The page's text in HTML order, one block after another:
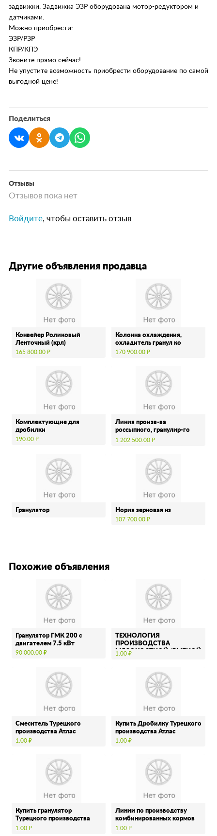
задвижки. Задвижка ЭЗР оборудована мотор-редуктором и
датчиками.
Можно приобрести:
ЭЗР/РЗР
КПР/КПЭ
Звоните прямо сейчас!
Не упустите возможность приобрести оборудование по самой
выгодной цене!
Поделиться
Отзывы
Отзывов пока нет
Войдите, чтобы оставить отзыв
Другие объявления продавца
Конвейер Роликовый
Ленточный (крл)
165 800.00 ₽
Колонна охлаждения,
охладитель гранул ко
170 900.00 ₽
Комплектующие для
дробилки
190.00 ₽
Линия произв-ва
россыпного, гранулир-го
комбикорма
1 202 500.00 ₽
Гранулятор Нория зерновая нз
107 700.00 ₽
Похожие объявления
Гранулятор ГМК 200 с
двигателем 7.5 кВт
90 000.00 ₽
ТЕХНОЛОГИЯ
ПРОИЗВОДСТВА
МЯСОКОСТНОЙ /РЫБНОЙ
1.00 ₽
Смеситель Турецкого
производства Атлас
1.00 ₽
Купить Дробилку Турецкого
производства Атлас
1.00 ₽
Купить гранулятор
Турецкого производства
Атлас
1.00 ₽
Линии по производству
комбинированных кормов
Турецкого производства
1.00 ₽